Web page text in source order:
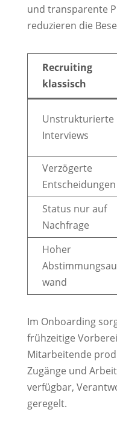
und transparente
reduzieren die
Recruiting
klassisch
Unstrukturierte
Interviews
Verzögerte
Entscheidungen
Status nur auf
Nachfrage
Hoher
wand
Im Onboarding
frühzeitige
Mitarbeitende
Zugänge und
verfügbar,
geregelt.